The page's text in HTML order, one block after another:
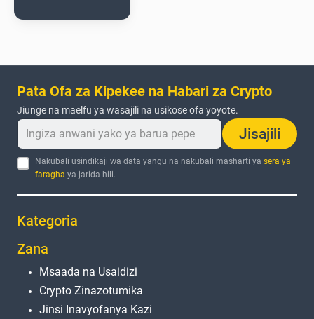
Pata Ofa za Kipekee na Habari za Crypto
Jiunge na maelfu ya wasajili na usikose ofa yoyote.
Jisajili
Nakubali usindikaji wa data yangu na nakubali masharti yasera ya
faragha ya jarida hili.
Kategoria
Zana
Msaada na Usaidizi
Crypto Zinazotumika
Jinsi Inavyofanya Kazi